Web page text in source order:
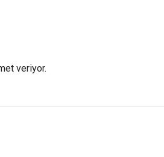
veriyor.